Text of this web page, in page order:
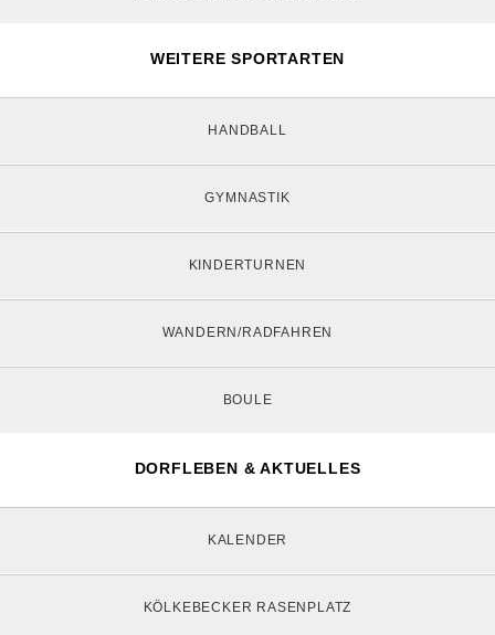
WEITERE SPORTARTEN
HANDBALL
GYMNASTIK
KINDERTURNEN
WANDERN/RADFAHREN
BOULE
DORFLEBEN & AKTUELLES
KALENDER
KÖLKEBECKER RASENPLATZ